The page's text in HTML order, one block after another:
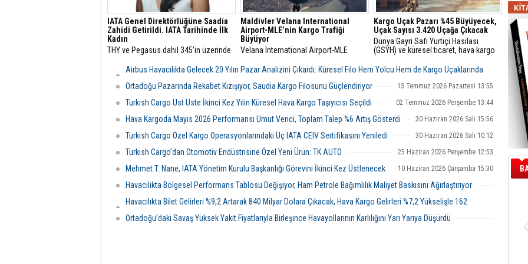
IATA Genel Direktörlüğüne Saadia
Zahidi Getirildi. IATA Tarihinde İlk
Kadın
THY ve Pegasus dahil 345’in üzerinde
toplayan Uluslararası Hava
Taşımacılığı Birliği (IATA) Genel
Direktörlüğü görevine Saadia Zahidi
Maldivler Velana International
Airport-MLE’nin Kargo Trafiği
Büyüyor
Velana International Airport-MLE
havalimanı olarak hizmet verirken,
ülkenin yolcu ile hava kargo trafiğinin
büyük bölümünü yönetiyor.
Kargo Uçak Pazarı %45 Büyüyecek,
Uçak Sayısı 3.420 Uçağa Çıkacak
Dünya Gayri Safi Yurtiçi Hasılası
(GSYH) ve küresel ticaret, hava kargo
güçler olmaya devam ediyor.
Airbus Havacılıkta Gelecek 20 Yılın Pazar Analizini Çıkardı: Küresel Filo Hem Yolcu Hem de Kargo Uçaklarında
Tümüyle Yeni Nesilden Oluşacak
Ortadoğu Pazarında Rekabet Kızışıyor, Saudia Kargo Filosunu Güçlendiriyor 13 Temmuz 2026 Pazartesi 13:55
Turkish Cargo Üst Üste İkinci Kez Yılın Küresel Hava Kargo Taşıyıcısı Seçildi 02 Temmuz 2026 Perşembe 13:44
Hava Kargoda Mayıs 2026 Performansı Umut Verici, Toplam Talep %6 Artış Gösterdi 30 Haziran 2026 Salı 15:56
Turkish Cargo Özel Kargo Operasyonlarındaki Üç IATA CEIV Sertifikasını Yeniledi 30 Haziran 2026 Salı 10:12
Turkish Cargo’dan Otomotiv Endüstrisine Özel Yeni Ürün: TK AUTO 25 Haziran 2026 Perşembe 12:53
Mehmet T. Nane, IATA Yönetim Kurulu Başkanlığı Görevini İkinci Kez Üstlenecek 10 Haziran 2026 Çarşamba 15:30
Havacılıkta Bölgesel Performans Tablosu Değişiyor, Ham Petrole Bağımlılık Maliyet Baskısını Ağırlaştırıyor
08 Haziran 2026 Pazartesi 00:51
Havacılıkta Bilet Gelirleri %9,2 Artarak 840 Milyar Dolara Çıkacak, Hava Kargo Gelirleri %7,2 Yükselişle 162
Milyar Dolar Olacak
Ortadoğu’daki Savaş Yüksek Yakıt Fiyatlarıyla Birleşince Havayollarının Karlılığını Yarı Yarıya Düşürdü